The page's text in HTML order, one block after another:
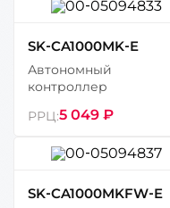
SK-CA1000МK-E
Автономный
контроллер
РРЦ:5 049 ₽
SK-CA1000MKFW-E